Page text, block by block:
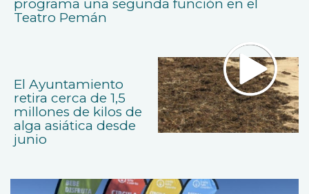
programa una segunda función en el
Teatro Pemán
El Ayuntamiento
retira cerca de 1,5
millones de kilos de
alga asiática desde
junio